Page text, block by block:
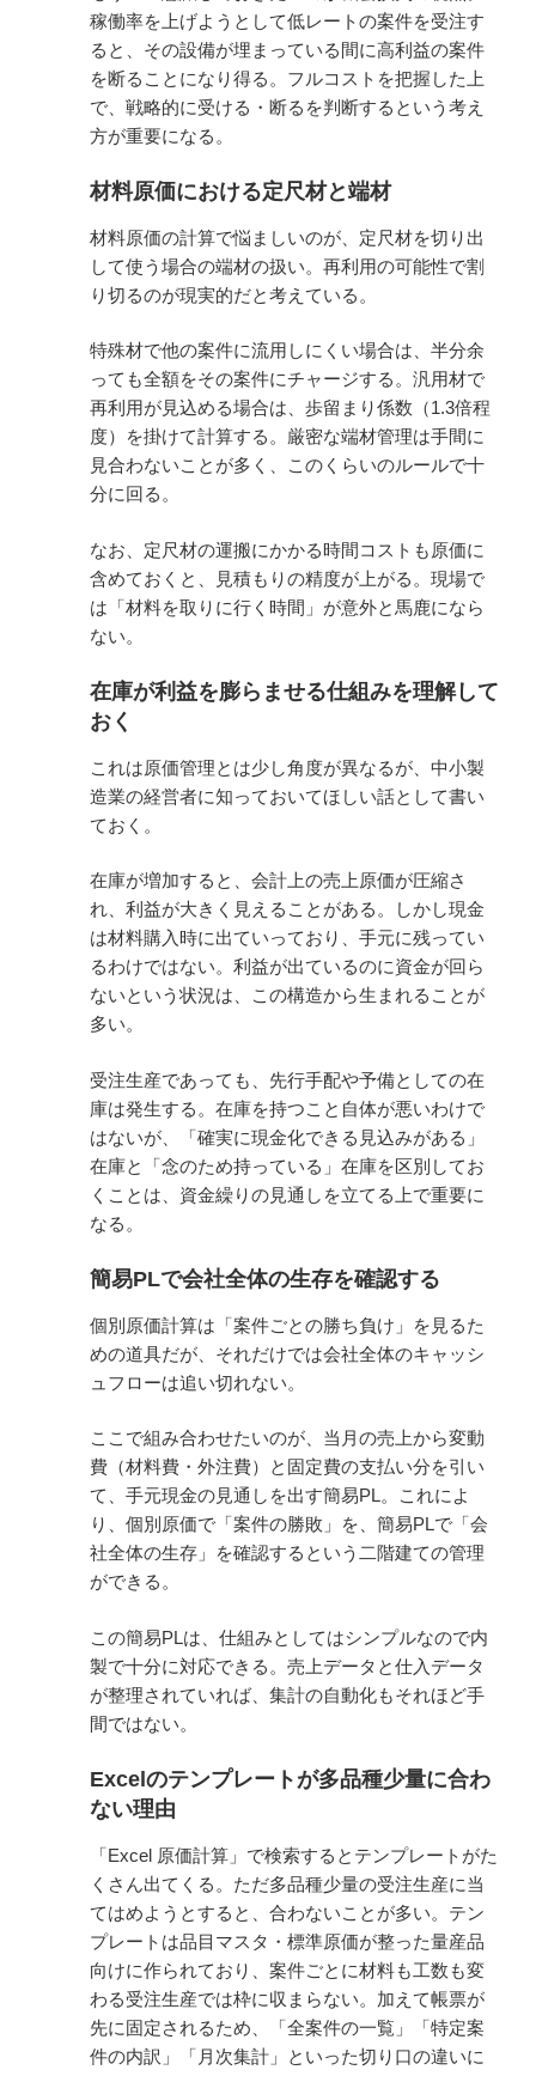
稼働率を上げようとして低レートの案件を受注す
ると、その設備が埋まっている間に高利益の案件
を断ることになり得る。フルコストを把握した上
で、戦略的に受ける・断るを判断するという考え
方が重要になる。
材料原価における定尺材と端材
材料原価の計算で悩ましいのが、定尺材を切り出
して使う場合の端材の扱い。再利用の可能性で割
り切るのが現実的だと考えている。
特殊材で他の案件に流用しにくい場合は、半分余
っても全額をその案件にチャージする。汎用材で
再利用が見込める場合は、歩留まり係数（1.3倍程
度）を掛けて計算する。厳密な端材管理は手間に
見合わないことが多く、このくらいのルールで十
分に回る。
なお、定尺材の運搬にかかる時間コストも原価に
含めておくと、見積もりの精度が上がる。現場で
は「材料を取りに行く時間」が意外と馬鹿になら
ない。
在庫が利益を膨らませる仕組みを理解して
おく
これは原価管理とは少し角度が異なるが、中小製
造業の経営者に知っておいてほしい話として書い
ておく。
在庫が増加すると、会計上の売上原価が圧縮さ
れ、利益が大きく見えることがある。しかし現金
は材料購入時に出ていっており、手元に残ってい
るわけではない。利益が出ているのに資金が回ら
ないという状況は、この構造から生まれることが
多い。
受注生産であっても、先行手配や予備としての在
庫は発生する。在庫を持つこと自体が悪いわけで
はないが、「確実に現金化できる見込みがある」
在庫と「念のため持っている」在庫を区別してお
くことは、資金繰りの見通しを立てる上で重要に
なる。
簡易PLで会社全体の生存を確認する
個別原価計算は「案件ごとの勝ち負け」を見るた
めの道具だが、それだけでは会社全体のキャッシ
ュフローは追い切れない。
ここで組み合わせたいのが、当月の売上から変動
費（材料費・外注費）と固定費の支払い分を引い
て、手元現金の見通しを出す簡易PL。これによ
り、個別原価で「案件の勝敗」を、簡易PLで「会
社全体の生存」を確認するという二階建ての管理
ができる。
この簡易PLは、仕組みとしてはシンプルなので内
製で十分に対応できる。売上データと仕入データ
が整理されていれば、集計の自動化もそれほど手
間ではない。
Excelのテンプレートが多品種少量に合わ
ない理由
「Excel 原価計算」で検索するとテンプレートがた
くさん出てくる。ただ多品種少量の受注生産に当
てはめようとすると、合わないことが多い。テン
プレートは品目マスタ・標準原価が整った量産品
向けに作られており、案件ごとに材料も工数も変
わる受注生産では枠に収まらない。加えて帳票が
先に固定されるため、「全案件の一覧」「特定案
件の内訳」「月次集計」といった切り口の違いに